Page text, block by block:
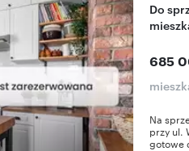
Do sprzedania nowoczesne 3-pokojowe
685
Na
przy ul.
gotowe